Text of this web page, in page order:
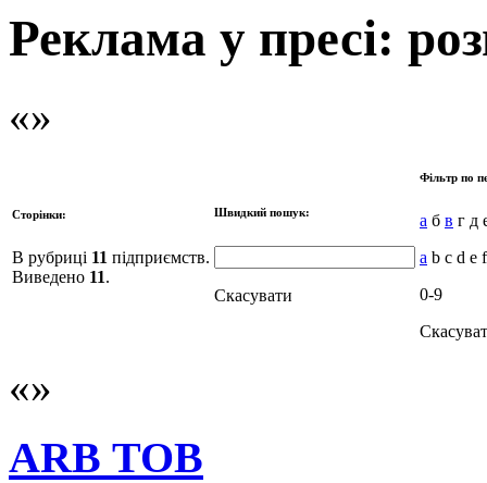
Реклама у пресі:
Сторінки:
В рубриці 11 підприємств.
Виведено 11.
Швидкий пошук:
Скасувати
Фільтр по
а б в г д
a b c d e
0-9
ARB ТОВ